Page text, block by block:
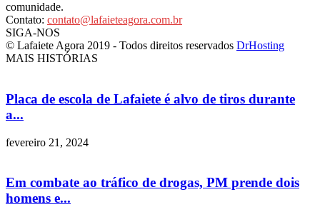
comunidade.
Contato: contato@lafaieteagora.com.br
SIGA-NOS
© Lafaiete Agora 2019 - Todos direitos reservados DrHosting
MAIS HISTÓRIAS
Placa de escola de Lafaiete é alvo de tiros durante
a...
fevereiro 21, 2024
Em combate ao tráfico de drogas, PM prende dois
homens e...